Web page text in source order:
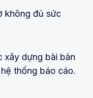
không đủ sức
xây dựng bài bản
thống báo cáo.